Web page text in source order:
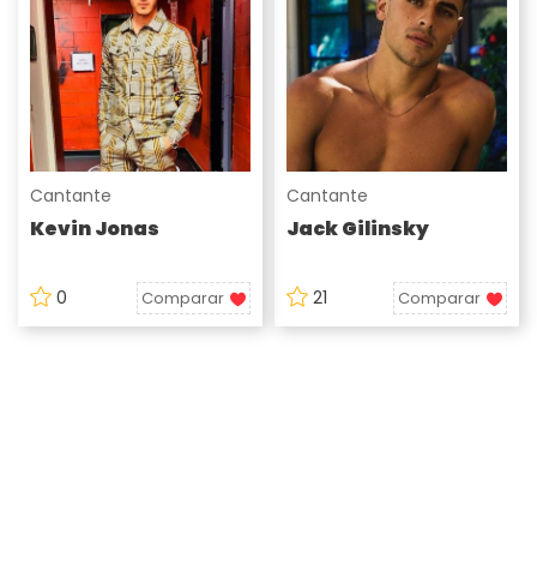
Cantante
Kevin Jonas
0 Comparar
Cantante
Jack Gilinsky
21 Comparar